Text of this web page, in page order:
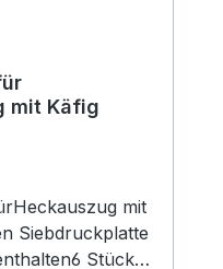
mit Käfig
mit
Siebdruckplatte
Stück